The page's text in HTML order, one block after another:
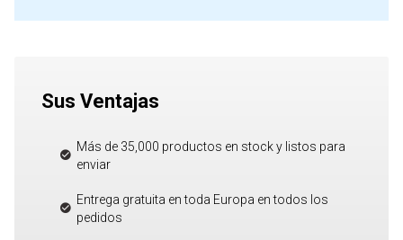
Sus Ventajas
Más de 35,000 productos en stock y listos para
enviar
Entrega gratuita en toda Europa en todos los
pedidos